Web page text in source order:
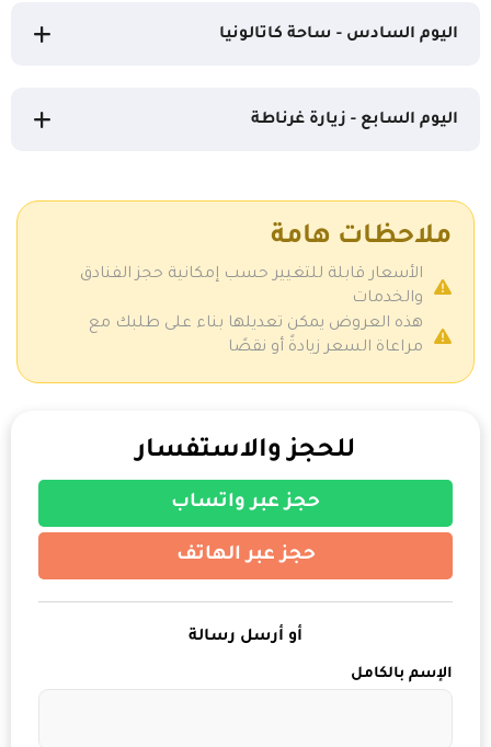
اليوم السادس - ساحة كاتالونيا
اليوم السابع - زيارة غرناطة
ملاحظات هامة
الأسعار قابلة للتغيير حسب إمكانية حجز الفنادق
والخدمات
هذه العروض يمكن تعديلها بناء على طلبك مع
مراعاة السعر زيادةً أو نقصًا
للحجز والاستفسار
حجز عبر واتساب
حجز عبر الهاتف
أو أرسل رسالة
الإسم بالكامل